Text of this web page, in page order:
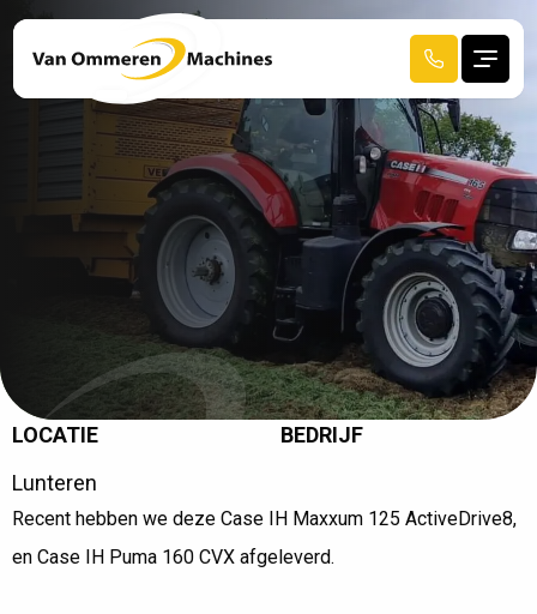
RECE LEVE
HOME CASE IH POWER AFGELEVERD
LOCATIE
Lunteren
BEDRIJF
Recent hebben we deze Case IH Maxxum 125 ActiveDrive8,
en Case IH Puma 160 CVX afgeleverd.